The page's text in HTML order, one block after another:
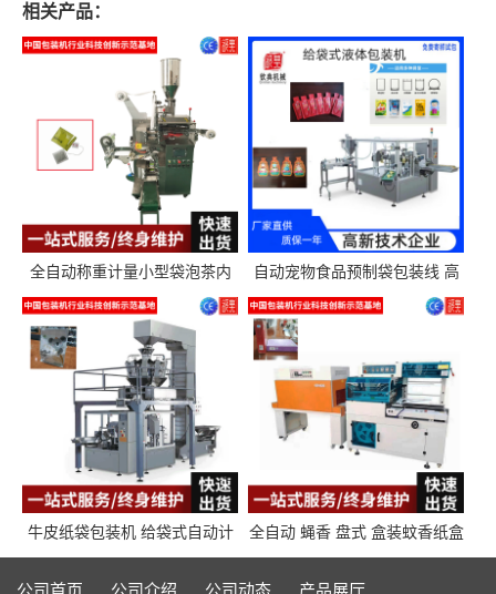
相关产品：
全自动称重计量小型袋泡茶内
外袋包装机三角包茶叶包装机
自动宠物食品预制袋包装线 高
精度称重分装给袋式包装机
牛皮纸袋包装机 给袋式自动计
量封口包装机填充机械 给袋式
包装机
全自动 蝇香 盘式 盒装蚊香纸盒
热收缩枕式包装机
公司首页 公司介绍 公司动态 产品展厅